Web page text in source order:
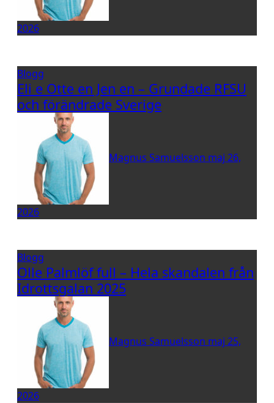
2026
Blogg
Eli e Otte en Jen en – Grundade RFSU
och förändrade Sverige
Magnus Samuelsson maj 26,
2026
Blogg
Olle Palmlöf full – Hela skandalen från
Idrottsgalan 2025
Magnus Samuelsson maj 25,
2026